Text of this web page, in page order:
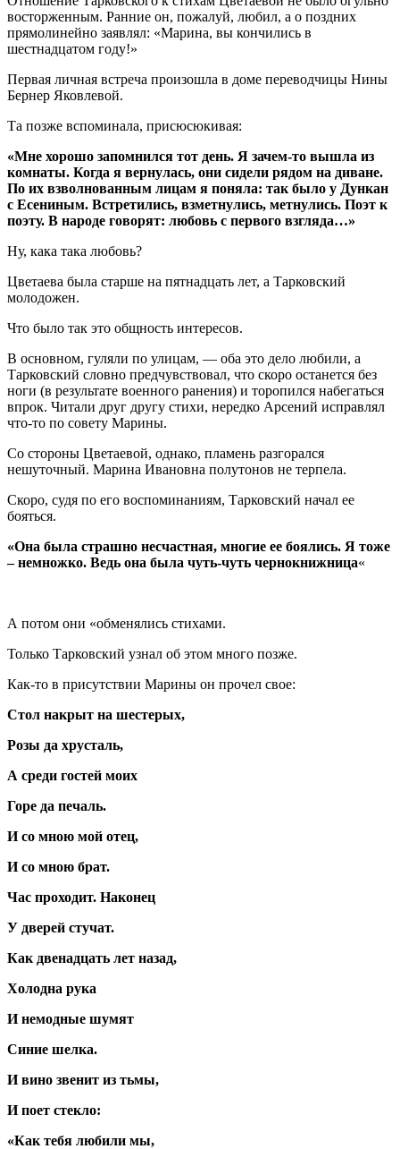
восторженным. Ранние он, пожалуй, любил, а о поздних
прямолинейно заявлял: «Марина, вы кончились в
шестнадцатом году!»
Первая личная встреча произошла в доме переводчицы Нины
Бернер Яковлевой.
Та позже вспоминала, присюсюкивая:
«Мне хорошо запомнился тот день. Я зачем-то вышла из
комнаты. Когда я вернулась, они сидели рядом на диване.
По их взволнованным лицам я поняла: так было у Дункан
с Есениным. Встретились, взметнулись, метнулись. Поэт к
поэту. В народе говорят: любовь с первого взгляда…»
Ну, кака така любовь?
Цветаева была старше на пятнадцать лет, а Тарковский
молодожен.
Что было так это общность интересов.
В основном, гуляли по улицам, — оба это дело любили, а
Тарковский словно предчувствовал, что скоро останется без
ноги (в результате военного ранения) и торопился набегаться
впрок. Читали друг другу стихи, нередко Арсений исправлял
что-то по совету Марины.
Со стороны Цветаевой, однако, пламень разгорался
нешуточный. Марина Ивановна полутонов не терпела.
Скоро, судя по его воспоминаниям, Тарковский начал ее
бояться.
«Она была страшно несчастная, многие ее боялись. Я тоже
– немножко. Ведь она была чуть-чуть чернокнижница«
А потом они «обменялись стихами.
Только Тарковский узнал об этом много позже.
Как-то в присутствии Марины он прочел свое:
Стол накрыт на шестерых,
Розы да хрусталь,
А среди гостей моих
Горе да печаль.
И со мною мой отец,
И со мною брат.
Час проходит. Наконец
У дверей стучат.
Как двенадцать лет назад,
Холодна рука
И немодные шумят
Синие шелка.
И вино звенит из тьмы,
И поет стекло:
«Как тебя любили мы,